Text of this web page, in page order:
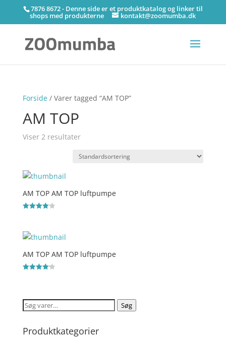
7876 8672 - Denne side er et produktkatalog og linker til
shops med produkterne kontakt@zoomumba.dk
Forside/ Varer tagged “AM TOP”
AM TOP
Viser 2 resultater
AM TOP AM TOP luftpumpe
AM TOP AM TOP luftpumpe
Søg
Søg
Produktkategorier